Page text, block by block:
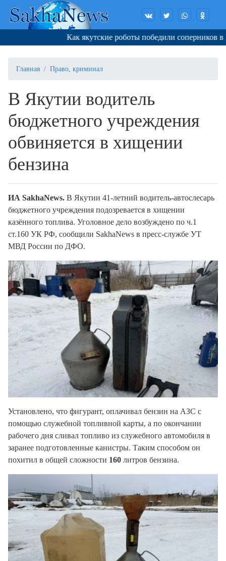
Как якутские роботы победили соперников в
Главная Право, криминал
В Якутии водитель
бюджетного учреждения
обвиняется в хищении
бензина
ИA SakhaNews. В Якутии 41-летний водитель-автослесарь
бюджетного учреждения подозревается в хищении
казённого топлива. Уголовное дело возбуждено по ч.1
ст.160 УК РФ, сообщили SakhaNews в пресс-службе УТ
МВД России по ДФО.
Установлено, что фигурант, оплачивал бензин на АЗС с
помощью служебной топливной карты, а по окончании
рабочего дня сливал топливо из служебного автомобиля в
заранее подготовленные канистры. Таким способом он
похитил в общей сложности 160 литров бензина.